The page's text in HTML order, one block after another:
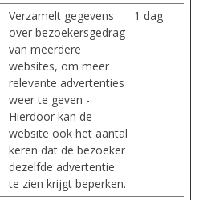
Verzamelt gegevens
over bezoekersgedrag
van meerdere
websites, om meer
relevante advertenties
weer te geven -
Hierdoor kan de
website ook het aantal
keren dat de bezoeker
dezelfde advertentie
te zien krijgt beperken.
1 dag